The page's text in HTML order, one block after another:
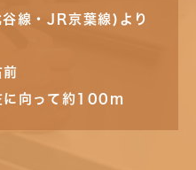
線・JR京葉線)より
向って約100m